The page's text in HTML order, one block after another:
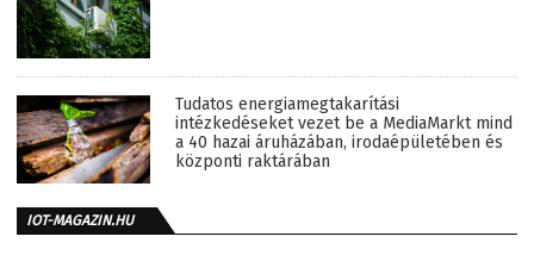
Tudatos energiamegtakarítási
intézkedéseket vezet be a MediaMarkt mind
a 40 hazai áruházában, irodaépületében és
központi raktárában
IOT-MAGAZIN.HU